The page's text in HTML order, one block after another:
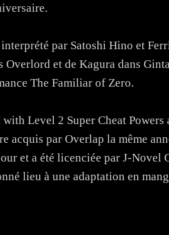
par Satoshi Hino et
Overlord et de Kagura dans
The Familiar of Zero.
Level 2 Super Cheat
acquis par Overlap la même
et a été licenciée par J-
lieu à une adaptation en